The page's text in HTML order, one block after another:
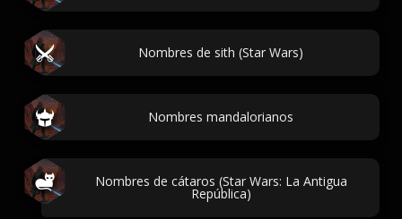
Nombres de sith (Star Wars)
Nombres mandalorianos
Nombres de cátaros (Star Wars: La Antigua
República)